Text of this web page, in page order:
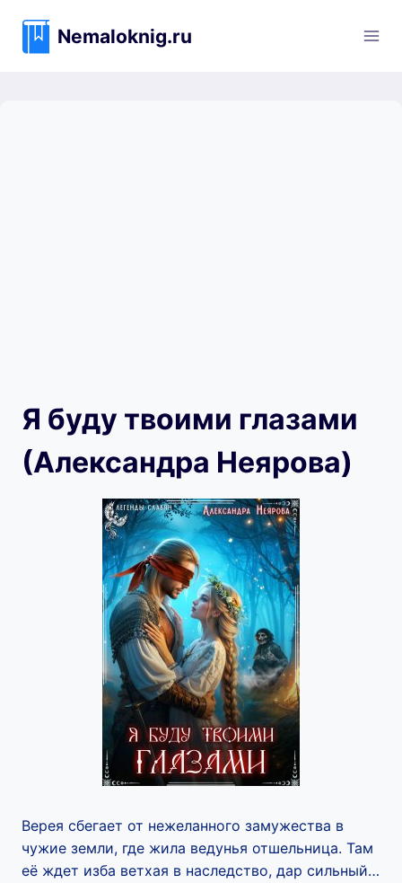
содержимому
Nemaloknig.ru
Я буду твоими глазами
(Александра Неярова)
Верея сбегает от нежеланного замужества в
чужие земли, где жила ведунья отшельница. Там
её ждет изба ветхая в наследство, дар сильный…